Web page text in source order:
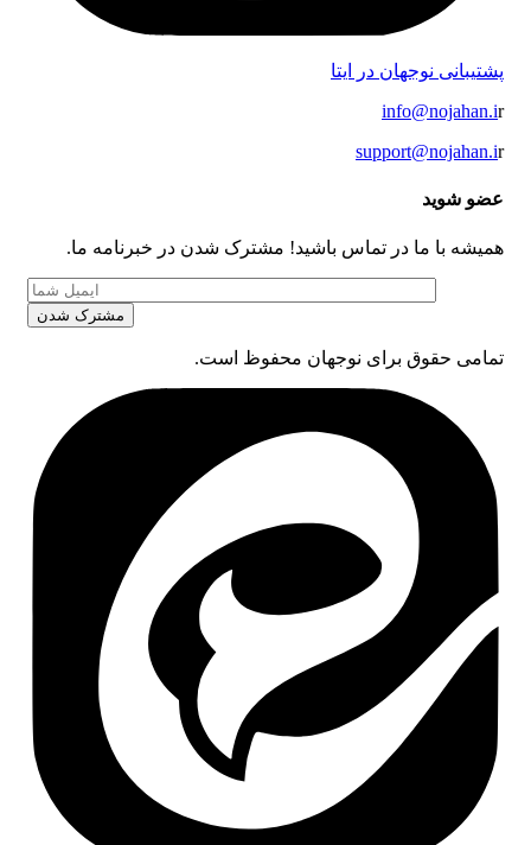
پشتیبانی نوجهان در ایتا
info@nojahan.ir
support@nojahan.ir
عضو شوید
همیشه با ما در تماس باشید! مشترک شدن در خبرنامه ما.
تمامی حقوق برای نوجهان محفوظ است.